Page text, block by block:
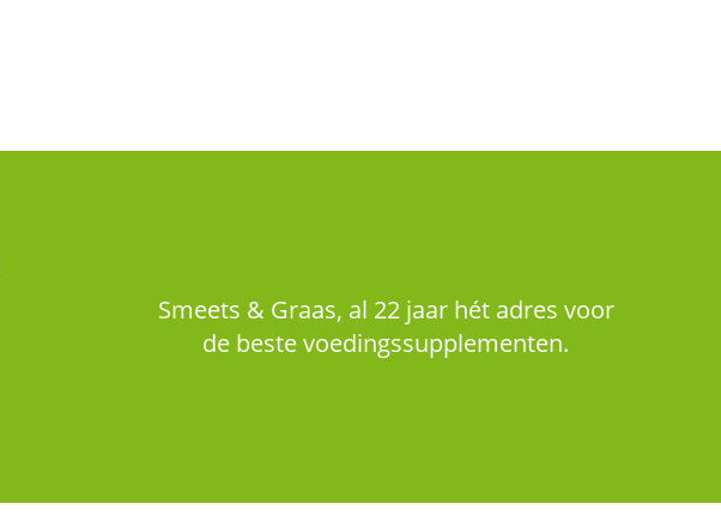
Smeets & Graas, al 22 jaar hét adres voor
de beste voedingssupplementen.